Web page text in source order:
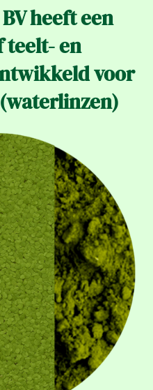
heeft een
teelt- en
voor